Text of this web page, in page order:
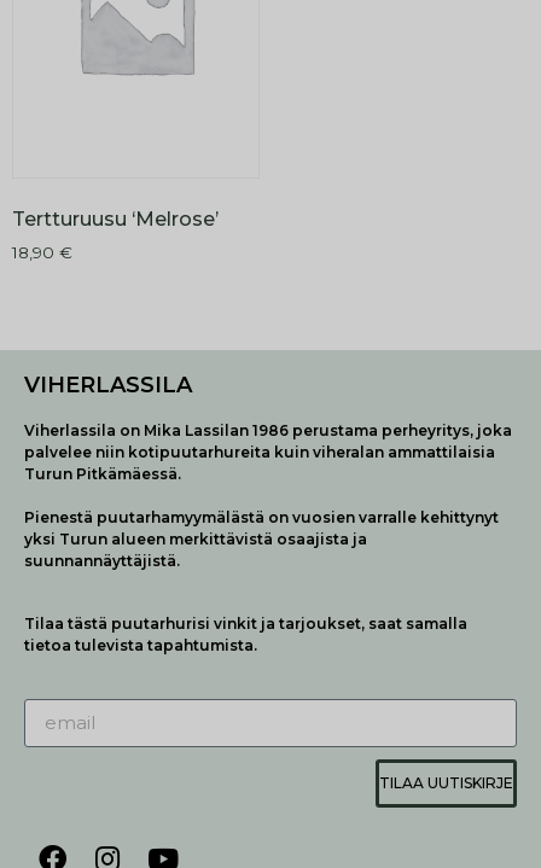
Tertturuusu ‘Melrose’
18,90 €
VIHERLASSILA
Viherlassila on Mika Lassilan 1986 perustama perheyritys, joka
palvelee niin kotipuutarhureita kuin viheralan ammattilaisia
Turun Pitkämäessä.
Pienestä puutarhamyymälästä on vuosien varralle kehittynyt
yksi Turun alueen merkittävistä osaajista ja
suunnannäyttäjistä.
Tilaa tästä puutarhurisi vinkit ja tarjoukset, saat samalla
tietoa tulevista tapahtumista.
TILAA UUTISKIRJE